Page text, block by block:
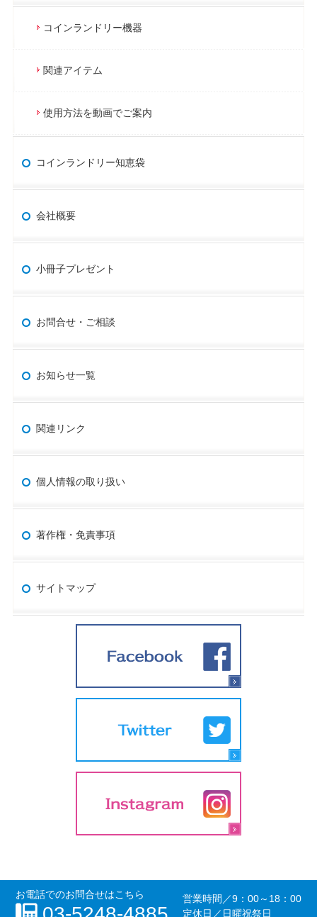
コインランドリー機器
関連アイテム
使用方法を動画でご案内
コインランドリー知恵袋
会社概要
小冊子プレゼント
お問合せ・ご相談
お知らせ一覧
関連リンク
個人情報の取り扱い
著作権・免責事項
サイトマップ
お電話でのお問合せはこちら 営業時間／9：00～18：00
定休日／日曜祝祭日